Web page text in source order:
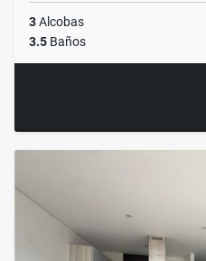
3Alcobas
3.5 Baños